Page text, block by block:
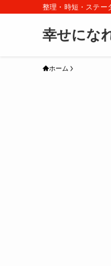
整理・時短・ステー
幸せにな
ホーム